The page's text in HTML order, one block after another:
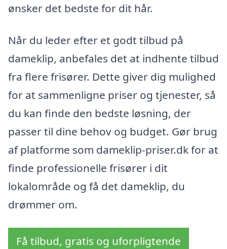
ønsker det bedste for dit hår.
Når du leder efter et godt tilbud på
dameklip, anbefales det at indhente tilbud
fra flere frisører. Dette giver dig mulighed
for at sammenligne priser og tjenester, så
du kan finde den bedste løsning, der
passer til dine behov og budget. Gør brug
af platforme som dameklip-priser.dk for at
finde professionelle frisører i dit
lokalområde og få det dameklip, du
drømmer om.
Få tilbud, gratis og uforpligtende